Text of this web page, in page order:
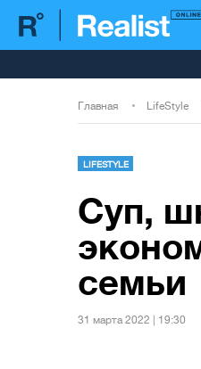
Главная LifeStyle
LIFESTYLE
Суп,
семьи
31 марта 2022 | 19:30